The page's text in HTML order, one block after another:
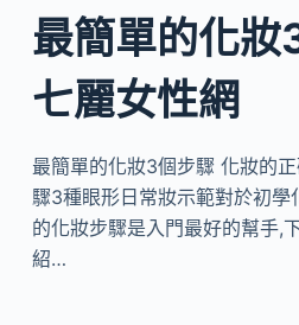
最簡單的化妝
七麗女性網
最簡單的化妝3個步驟 化妝的
驟3種眼形日常妝示範對於初學
的化妝步驟是入門最好的幫手,
紹…